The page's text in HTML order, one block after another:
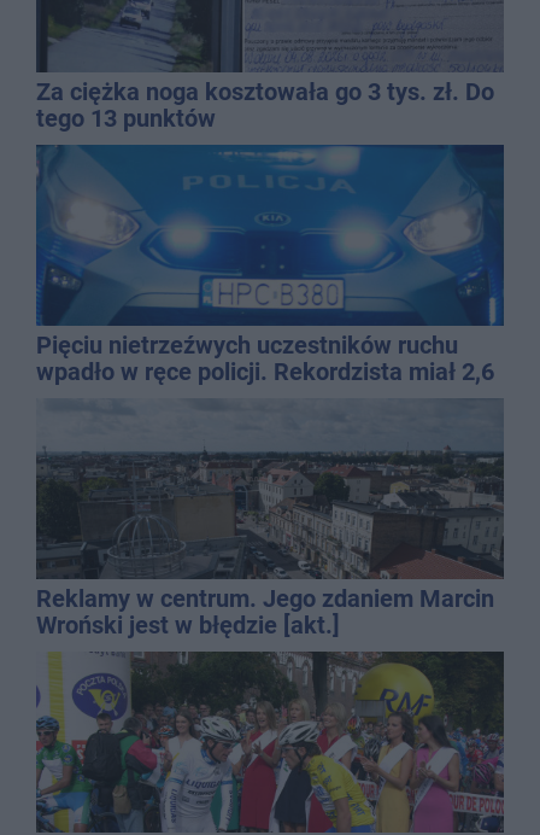
Za ciężka noga kosztowała go 3 tys. zł. Do
tego 13 punktów
Pięciu nietrzeźwych uczestników ruchu
wpadło w ręce policji. Rekordzista miał 2,6
Reklamy w centrum. Jego zdaniem Marcin
Wroński jest w błędzie [akt.]